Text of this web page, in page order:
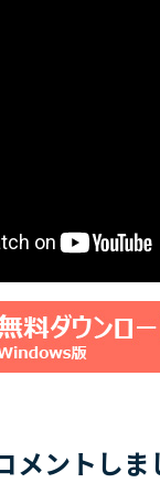
メントしま